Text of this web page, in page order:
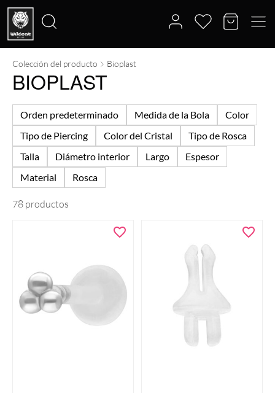
Buscar
por:
Colección del producto Bioplast
BIOPLAST
Orden predeterminado Medida de la Bola
Color
Tipo de Piercing
Color del Cristal
Tipo de Rosca
Talla
Diámetro interior Largo
Espesor
Material
Rosca
78 productos